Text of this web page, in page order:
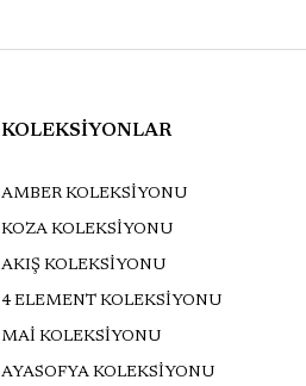
KOLEKSİYONLAR
AMBER KOLEKSİYONU
KOZA KOLEKSİYONU
AKIŞ KOLEKSİYONU
4 ELEMENT KOLEKSİYONU
MAİ KOLEKSİYONU
AYASOFYA KOLEKSİYONU